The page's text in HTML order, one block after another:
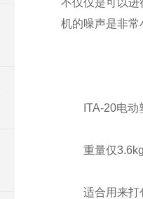
不仅仅是可以
机的噪声是非常
ITA-20电动塑
重量仅3.6kg
适合用来打包